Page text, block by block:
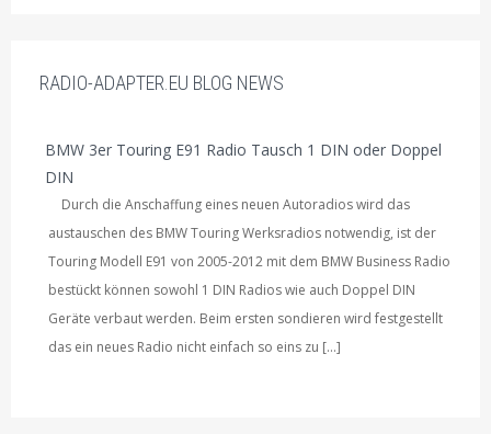
RADIO-ADAPTER.EU BLOG NEWS
BMW 3er Touring E91 Radio Tausch 1 DIN oder Doppel
DIN
Durch die Anschaffung eines neuen Autoradios wird das
austauschen des BMW Touring Werksradios notwendig, ist der
Touring Modell E91 von 2005-2012 mit dem BMW Business Radio
bestückt können sowohl 1 DIN Radios wie auch Doppel DIN
Geräte verbaut werden. Beim ersten sondieren wird festgestellt
das ein neues Radio nicht einfach so eins zu […]